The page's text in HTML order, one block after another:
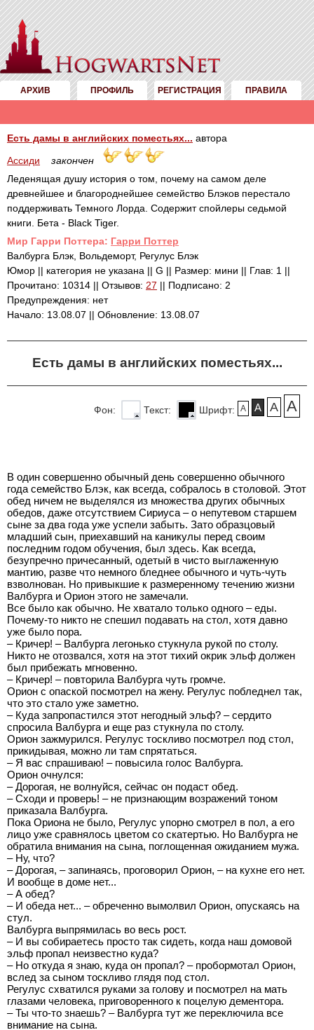
АРХИВ ПРОФИЛЬ РЕГИСТРАЦИЯ ПРАВИЛА
Есть дамы в английских поместьях... автора
Ассиди
закончен
Леденящая душу история о том, почему на самом деле
древнейшее и благороднейшее семейство Блэков перестало
поддерживать Темного Лорда. Содержит спойлеры седьмой
книги. Бета - Black Tiger.
Mир Гарри Поттера: Гарри Поттер
Валбурга Блэк, Вольдеморт, Регулус Блэк
Юмор || категория не указана || G || Размер: мини || Глав: 1 ||
Прочитано: 10314 || Отзывов: 27 || Подписано: 2
Предупреждения: нет
Начало: 13.08.07 || Обновление: 13.08.07
Есть дамы в английских поместьях...
A A A A
Шрифт:
Текст:
Фон:
В один совершенно обычный день совершенно обычного
года семейство Блэк, как всегда, собралось в столовой. Этот
обед ничем не выделялся из множества других обычных
обедов, даже отсутствием Сириуса – о непутевом старшем
сыне за два года уже успели забыть. Зато образцовый
младший сын, приехавший на каникулы перед своим
последним годом обучения, был здесь. Как всегда,
безупречно причесанный, одетый в чисто выглаженную
мантию, разве что немного бледнее обычного и чуть-чуть
взволнован. Но привыкшие к размеренному течению жизни
Валбурга и Орион этого не замечали.
Все было как обычно. Не хватало только одного – еды.
Почему-то никто не спешил подавать на стол, хотя давно
уже было пора.
– Кричер! – Валбурга легонько стукнула рукой по столу.
Никто не отозвался, хотя на этот тихий окрик эльф должен
был прибежать мгновенно.
– Кричер! – повторила Валбурга чуть громче.
Орион с опаской посмотрел на жену. Регулус побледнел так,
что это стало уже заметно.
– Куда запропастился этот негодный эльф? – сердито
спросила Валбурга и еще раз стукнула по столу.
Орион зажмурился. Регулус тоскливо посмотрел под стол,
прикидывая, можно ли там спрятаться.
– Я вас спрашиваю! – повысила голос Валбурга.
Орион очнулся:
– Дорогая, не волнуйся, сейчас он подаст обед.
– Сходи и проверь! – не признающим возражений тоном
приказала Валбурга.
Пока Ориона не было, Регулус упорно смотрел в пол, а его
лицо уже сравнялось цветом со скатертью. Но Валбурга не
обратила внимания на сына, поглощенная ожиданием мужа.
– Ну, что?
– Дорогая, – запинаясь, проговорил Орион, – на кухне его нет.
И вообще в доме нет...
– А обед?
– И обеда нет... – обреченно вымолвил Орион, опускаясь на
стул.
Валбурга выпрямилась во весь рост.
– И вы собираетесь просто так сидеть, когда наш домовой
эльф пропал неизвестно куда?
– Но откуда я знаю, куда он пропал? – пробормотал Орион,
вслед за сыном тоскливо глядя под стол.
Регулус схватился руками за голову и посмотрел на мать
глазами человека, приговоренного к поцелую дементора.
– Ты что-то знаешь? – Валбурга тут же переключила все
внимание на сына.